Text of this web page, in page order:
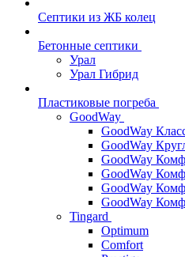
Септики из ЖБ колец
Бетонные септики
Урал
Урал Гибрид
Пластиковые погреба
GoodWay
GoodWay
GoodWay
GoodWay
GoodWay
GoodWay
GoodWay
Tingard
Optimum
Comfort